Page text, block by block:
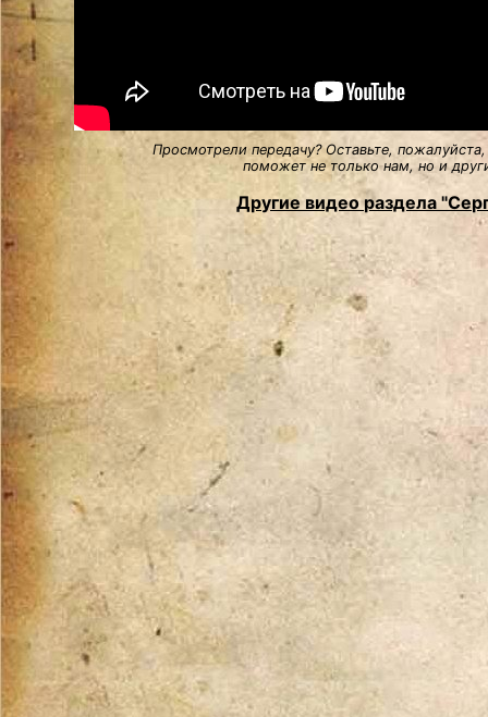
Просмотрели передачу? Оставьте,
поможет не только нам, но и
Другие видео раздела